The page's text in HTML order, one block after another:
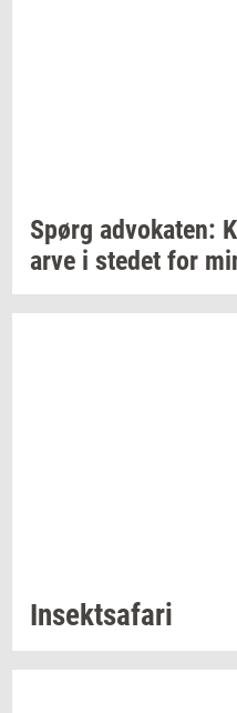
Spørg ad­vo­ka­ten:
arve i ste­det for
In­sekt­s­a­fa­ri